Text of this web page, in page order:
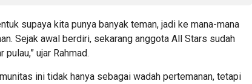
supaya kita punya banyak teman, jadi ke mana-mana
Sejak awal berdiri, sekarang anggota All Stars sudah
ujar Rahmad.
ini tidak hanya sebagai wadah pertemanan, tetapi